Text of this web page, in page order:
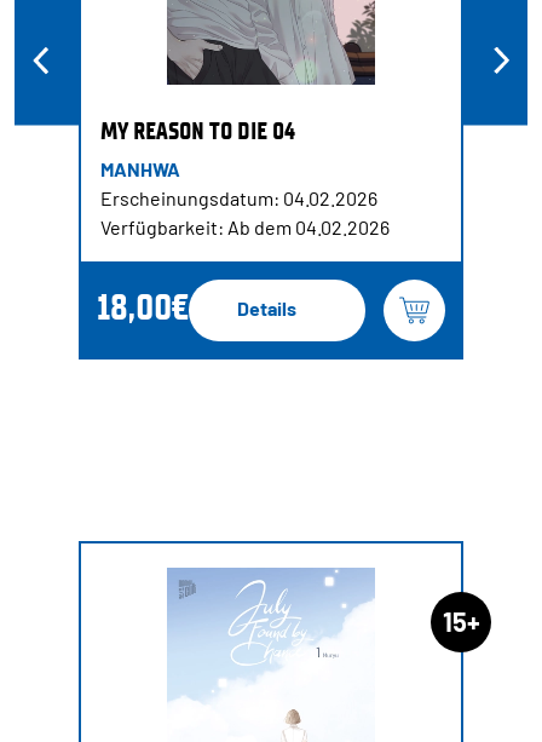
MY REASON TO DIE 04
MANHWA
Erscheinungsdatum: 04.02.2026
Verfügbarkeit: Ab dem 04.02.2026
18,00€ Details
15+